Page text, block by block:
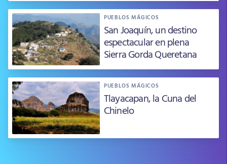
PUEBLOS MÁGICOS
San Joaquín, un destino
espectacular en plena
Sierra Gorda Queretana
PUEBLOS MÁGICOS
Tlayacapan, la Cuna del
Chinelo